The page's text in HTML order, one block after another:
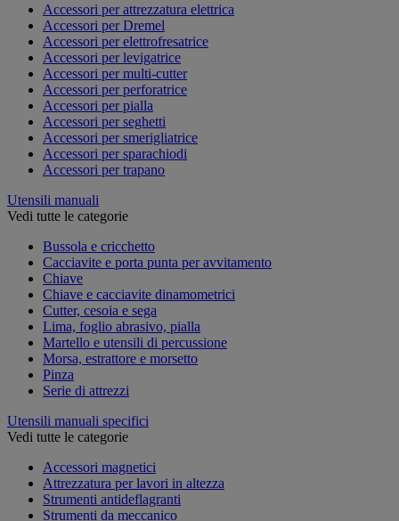
Accessori per attrezzatura elettrica
Accessori per Dremel
Accessori per elettrofresatrice
Accessori per levigatrice
Accessori per multi-cutter
Accessori per perforatrice
Accessori per pialla
Accessori per seghetti
Accessori per smerigliatrice
Accessori per sparachiodi
Accessori per trapano
Utensili manuali
Vedi tutte le categorie
Bussola e cricchetto
Cacciavite e porta punta per avvitamento
Chiave
Chiave e cacciavite dinamometrici
Cutter, cesoia e sega
Lima, foglio abrasivo, pialla
Martello e utensili di percussione
Morsa, estrattore e morsetto
Pinza
Serie di attrezzi
Utensili manuali specifici
Vedi tutte le categorie
Accessori magnetici
Attrezzatura per lavori in altezza
Strumenti antideflagranti
Strumenti da meccanico